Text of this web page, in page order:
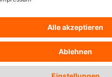
würden die
Möglichkeit,
Universität Surrey hat
Sorgen um den
Aus einer